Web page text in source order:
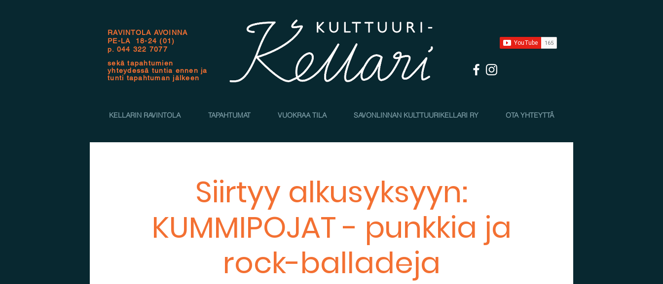
RAVINTOLA AVOINNA
PE-LA 18-24 (01)
p. 044 322 7077
sekä tapahtumien
yhteydessä tuntia ennen ja
tunti tapahtuman jälkeen
KELLARIN RAVINTOLA TAPAHTUMAT VUOKRAA TILA SAVONLINNAN KULTTUURIKELLARI RY OTA YHTEYTTÄ
Siirtyy alkusyksyyn:
KUMMIPOJAT - punkkia ja
rock-balladeja